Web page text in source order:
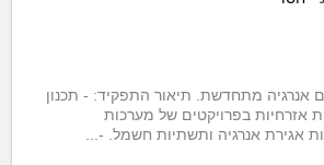
אנרגיה מתחדשת. תיאור התפקיד: - תכנון
אזרחיות בפרויקטים של מערכות
אגירת אנרגיה ותשתיות חשמל. -...